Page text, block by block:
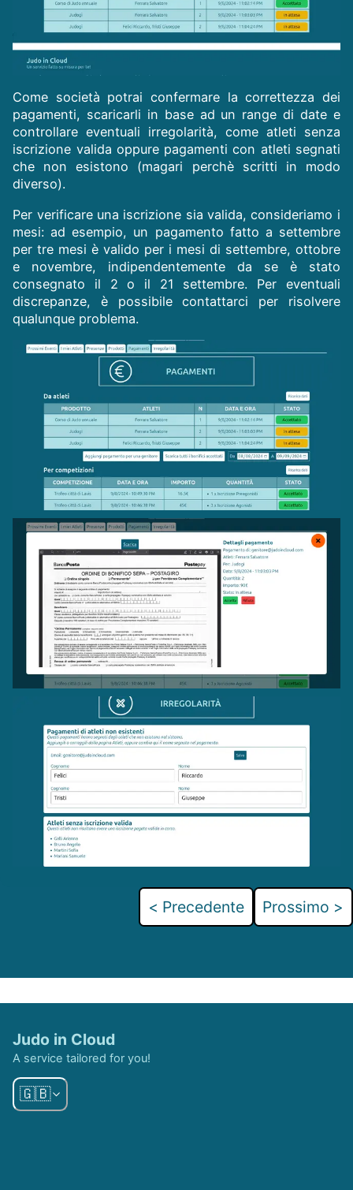
Come società potrai confermare la correttezza dei
pagamenti, scaricarli in base ad un range di date e
controllare eventuali irregolarità, come atleti senza
iscrizione valida oppure pagamenti con atleti segnati
che non esistono (magari perchè scritti in modo
diverso).
Per verificare una iscrizione sia valida, consideriamo i
mesi: ad esempio, un pagamento fatto a settembre
per tre mesi è valido per i mesi di settembre, ottobre
e novembre, indipendentemente da se è stato
consegnato il 2 o il 21 settembre. Per eventuali
discrepanze, è possibile contattarci per risolvere
qualunque problema.
< Precedente Prossimo >
Judo in Cloud
A service tailored for you!
🇬🇧